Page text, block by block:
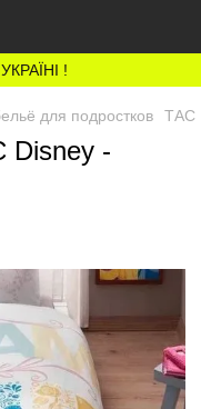
!
для подростков ТАС
Disney -